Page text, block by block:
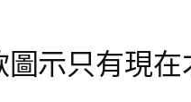
示只有現在